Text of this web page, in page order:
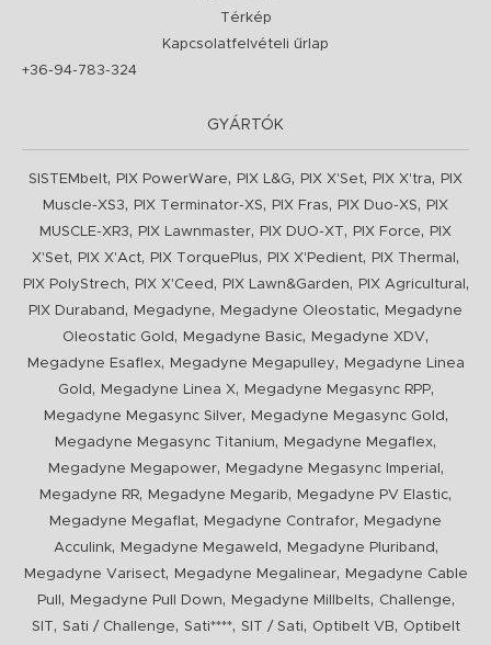
Térkép
Kapcsolatfelvételi űrlap
+36-94-783-324
GYÁRTÓK
SISTEMbelt, PIX PowerWare, PIX L&G, PIX X'Set, PIX X'tra,
PIX
Muscle-XS3, PIX Terminator-XS, PIX Fras, PIX Duo-XS,
PIX
MUSCLE-XR3, PIX Lawnmaster, PIX DUO-XT, PIX Force,
PIX
X'Set, PIX X'Act, PIX TorquePlus, PIX X'Pedient, PIX Thermal ,
PIX PolyStrech, PIX X'Ceed , PIX Lawn&Garden, PIX Agricultural ,
PIX Duraband , Megadyne, Megadyne Oleostatic,
Megadyne
Oleostatic Gold , Megadyne Basic, Megadyne XDV,
Megadyne Esaflex, Megadyne Megapulley,
Megadyne Linea
Gold , Megadyne Linea X, Megadyne Megasync RPP,
Megadyne Megasync Silver, Megadyne Megasync Gold ,
Megadyne Megasync Titanium, Megadyne Megaflex,
Megadyne Megapower, Megadyne Megasync Imperial ,
Megadyne RR, Megadyne Megarib, Megadyne PV Elastic,
Megadyne Megaflat, Megadyne Contrafor,
Megadyne
Acculink, Megadyne Megaweld , Megadyne Pluriband ,
Megadyne Varisect, Megadyne Megalinear,
Megadyne Cable
Pull
, Megadyne Pull Down, Megadyne Millbelts, Challenge,
SIT, Sati / Challenge, Sati****, SIT / Sati, Optibelt VB, Optibelt